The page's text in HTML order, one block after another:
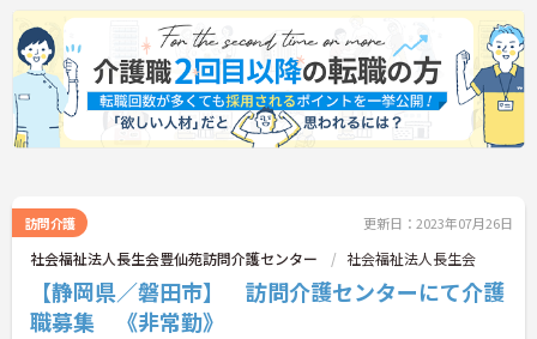
訪問介護 更新日：2023年07月26日
社会福祉法人長生会豊仙苑訪問介護センター 社会福祉法人長生会
【静岡県／磐田市】 訪問介護センターにて介護
職募集 《非常勤》